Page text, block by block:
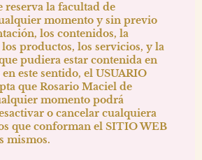
reserva la facultad de
momento y sin previo
los contenidos, la
productos, los servicios, y la
pudiera estar contenida en
este sentido, el USUARIO
que Rosario Maciel de
momento podrá
o cancelar cualquiera
que conforman el SITIO WEB
mismos.